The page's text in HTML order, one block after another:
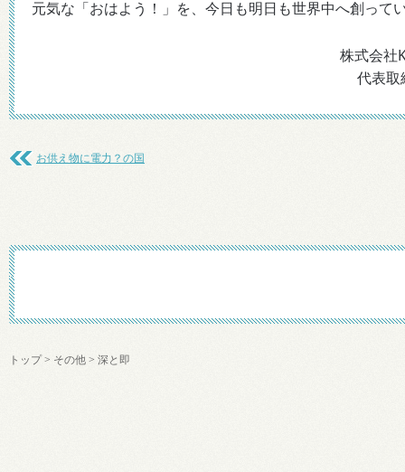
元気な「おはよう！」を、今日も明日も世界中へ創って
株式会社
代表
お供え物に電力？の国
トップ> その他 > 深と即